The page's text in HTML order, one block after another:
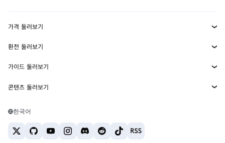
MetaMask Connect
Snaps
웹3 서비스
보안
고객 지원
채용
가격 둘러보기
이더리움 가격
솔라나 가격
테더 가격
환전 둘러보기
ETH를 USD로 환전
USDT를 INR로 환전
BTC를 INR로 환전
ETH를 USDT로 환전
가이드 둘러보기
ETH 매수
USDT 매수
콘텐츠 둘러보기
솔라나 지갑
한국어